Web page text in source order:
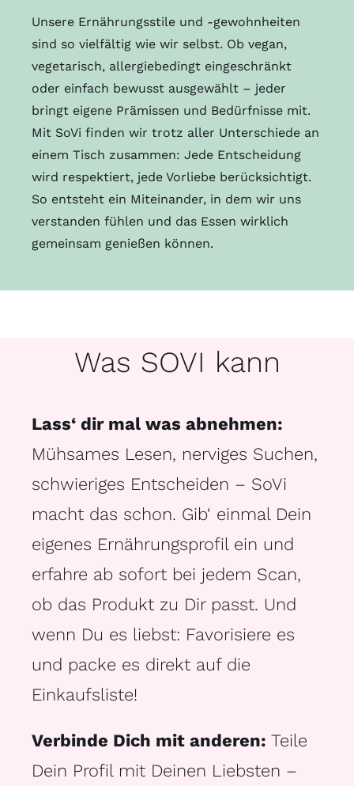
Unsere Ernährungsstile und -gewohnheiten
sind so vielfältig wie wir selbst. Ob vegan,
vegetarisch, allergiebedingt eingeschränkt
oder einfach bewusst ausgewählt – jeder
bringt eigene Prämissen und Bedürfnisse mit.
Mit SoVi finden wir trotz aller Unterschiede an
einem Tisch zusammen: Jede Entscheidung
wird respektiert, jede Vorliebe berücksichtigt.
So entsteht ein Miteinander, in dem wir uns
verstanden fühlen und das Essen wirklich
gemeinsam genießen können.
Was SOVI kann
Lass‘ dir mal was abnehmen:
Mühsames Lesen, nerviges Suchen,
schwieriges Entscheiden – SoVi
macht das schon. Gib‘ einmal Dein
eigenes Ernährungsprofil ein und
erfahre ab sofort bei jedem Scan,
ob das Produkt zu Dir passt. Und
wenn Du es liebst: Favorisiere es
und packe es direkt auf die
Einkaufsliste!
Verbinde Dich mit anderen: Teile
Dein Profil mit Deinen Liebsten –